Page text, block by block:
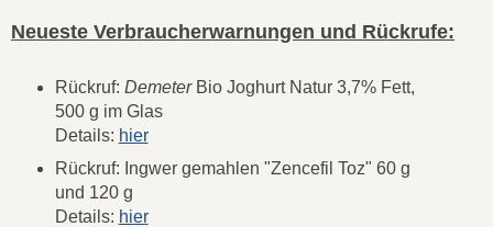
Neueste Verbraucherwarnungen und Rückrufe:
Rückruf: DemeterBio Joghurt Natur 3,7% Fett,
500 g im Glas
Details: hier
Rückruf: Ingwer gemahlen "Zencefil Toz" 60 g
und 120 g
Details: hier